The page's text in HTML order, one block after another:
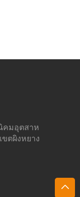
คมอุตสาห
ตผิงหยาง